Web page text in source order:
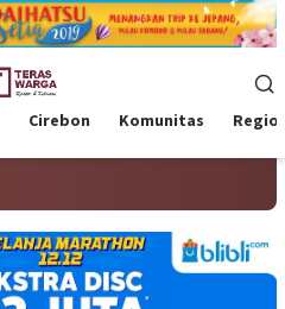
Cirebon Komunitas